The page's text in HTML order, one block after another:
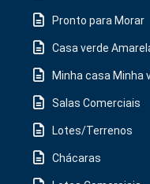
Pronto para Morar
Casa verde
Minha casa Minha
Salas Comerciais
Lotes/Terrenos
Chácaras